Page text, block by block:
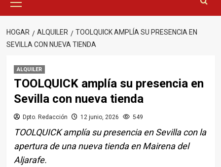
principal
HOGAR ALQUILER
TOOLQUICK AMPLÍA SU PRESENCIA EN
SEVILLA CON NUEVA TIENDA
ALQUILER
TOOLQUICK amplía su presencia en
Sevilla con nueva tienda
Dpto. Redacción 12 junio, 2026 549
TOOLQUICK amplía su presencia en Sevilla con la
apertura de una nueva tienda en Mairena del
Aljarafe.